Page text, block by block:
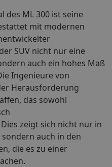
des ML 300 ist seine
mit modernen
SUV nicht nur eine
auch ein hohes Maß
Ingenieure von
Herausforderung
das sowohl
zeigt sich nicht nur in
auch in den
die es zu einer